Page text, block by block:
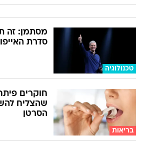
טכנולוגיה
מסתמן: זה
סדרת האייפון
בריאות
חוקרים
הסרטן